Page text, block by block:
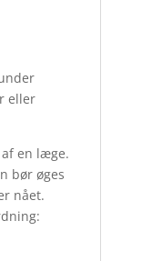
eller
af en læge.
bør øges
nået.